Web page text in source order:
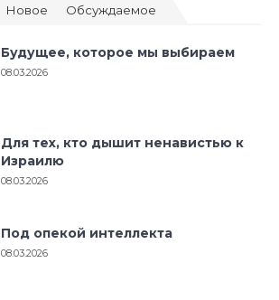
Новое Обсуждаемое
Будущее, которое мы выбираем
08.03.2026
Для тех, кто дышит ненавистью к
Израилю
08.03.2026
Под опекой интеллекта
08.03.2026